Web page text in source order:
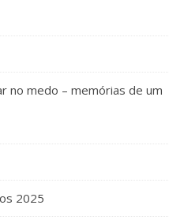
no medo – memórias de um
2025